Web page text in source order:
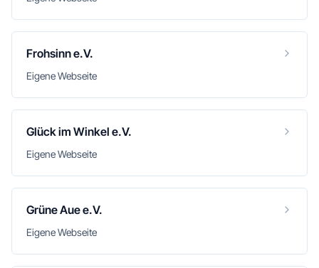
Frohsinn e.V.
Eigene Webseite
Glück im Winkel e.V.
Eigene Webseite
Grüne Aue e.V.
Eigene Webseite